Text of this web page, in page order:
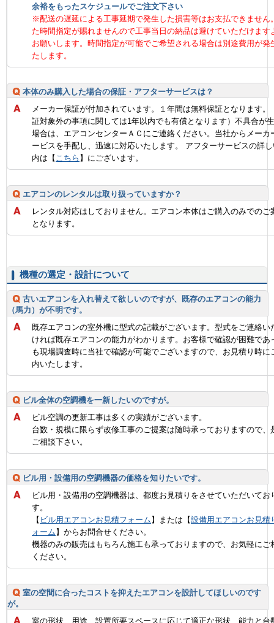
余裕をもったスケジュールでご注文下さい
※配送の遅延による工事延期で発生した損害等はお支払できません
た時間指定が賜れませんので工事当日の納品は避けていただけます
お願いします。時間指定が可能でご希望される場合は別途費用が発
たします。
本体のみ購入した場合の保証・アフターサービスは？
メーカー保証が付加されています。１年間は無料保証となります。
証対象外の事項に関しては1年以内でも有償となります）不具合が
場合は、エアコンセンターＡＣにご連絡ください。当社からメーカ
ービスを手配し、迅速に対応いたします。 アフターサービスの詳
内は【 こちら 】にございます。
エアコンのレンタルは取り扱っていますか？
レンタル対応はしておりません。エアコン本体はご購入のみでのご
となります。
機種の選定・設計について
古いエアコンを入れ替えて欲しいのですが、既存のエアコンの能力
（馬力）が不明です。
既存エアコンの室外機に型式の記載がございます。型式をご連絡い
ければ既存エアコンの能力がわかります。お客様で確認が困難であ
も現場調査時に当社で確認が可能でございますので、お見積り時に
内いたします。
ビル全体の空調機を一新したいのですが。
ビル空調の更新工事は多くの実績がございます。
台数・規模に限らず改修工事のご提案は随時承っておりますので、
ご相談下さい。
ビル用・設備用の空調機器の価格を知りたいです。
ビル用・設備用の空調機器は、都度お見積りをさせていただいてお
す。
【 ビル用エアコンお見積フォーム 】または【設備用エアコンお見積
ォーム 】からお問合せください。
機器のみの販売はもちろん施工も承っておりますので、お気軽にご
ください。
室の空間に合ったコストを抑えたエアコンを設計してほしいのです
が。
室の形状、用途、設置所要スペースに応じて適正な形状、能力と台